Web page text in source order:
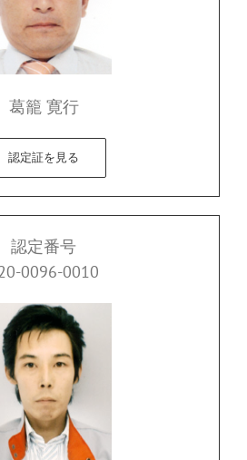
葛籠 寛行
認定証を見る
認定番号
0096-0010